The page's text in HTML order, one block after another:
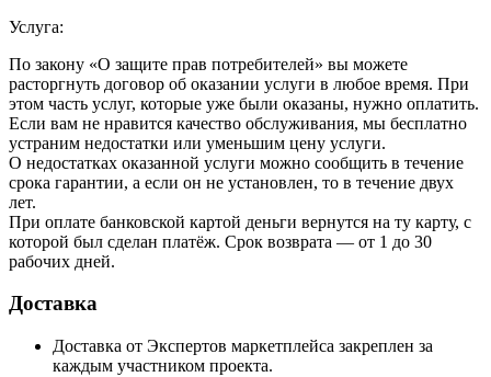
Услуга:
По закону «О защите прав потребителей» вы можете
расторгнуть договор об оказании услуги в любое время. При
этом часть услуг, которые уже были оказаны, нужно оплатить.
Если вам не нравится качество обслуживания, мы бесплатно
устраним недостатки или уменьшим цену услуги.
О недостатках оказанной услуги можно сообщить в течение
срока гарантии, а если он не установлен, то в течение двух
лет.
При оплате банковской картой деньги вернутся на ту карту, с
которой был сделан платёж. Срок возврата — от 1 до 30
рабочих дней.
Доставка
Доставка от Экспертов маркетплейса закреплен за
каждым участником проекта.